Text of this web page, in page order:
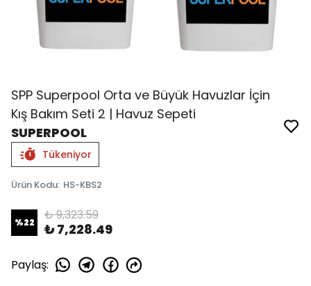
SPP Superpool Orta ve Büyük Havuzlar İçin
Kış Bakım Seti 2 | Havuz Sepeti
SUPERPOOL
Tükeniyor
Ürün Kodu: HS-KBS2
%22 ₺ 9,323.59
₺ 7,228.49
Paylaş: